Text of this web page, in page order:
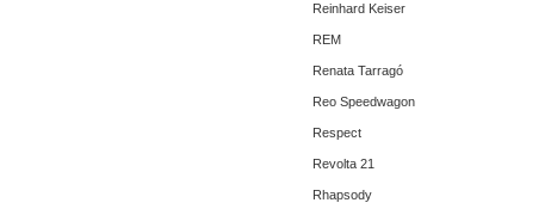
Reinhard Keiser
REM
Renata Tarragó
Reo Speedwagon
Respect
Revolta 21
Rhapsody